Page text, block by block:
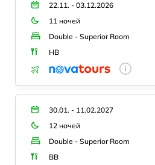
22.11. - 03.12.2026
11 ночей
Double - Superior Room
HB
30.01. - 11.02.2027
12 ночей
Double - Superior Room
BB